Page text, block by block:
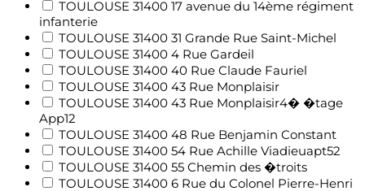
TOULOUSE 31400 17 avenue du 14ème régiment
infanterie
TOULOUSE 31400 31 Grande Rue Saint-Michel
TOULOUSE 31400 4 Rue Gardeil
TOULOUSE 31400 40 Rue Claude Fauriel
TOULOUSE 31400 43 Rue Monplaisir
TOULOUSE 31400 43 Rue Monplaisir4� �tage
App12
TOULOUSE 31400 48 Rue Benjamin Constant
TOULOUSE 31400 54 Rue Achille Viadieuapt52
TOULOUSE 31400 55 Chemin des �troits
TOULOUSE 31400 6 Rue du Colonel Pierre-Henri